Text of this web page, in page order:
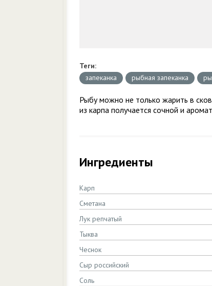
Теги:
запеканка
рыбная запеканка
Рыбу можно не только жарить в
из карпа получается сочной и
Ингредиенты
Карп
Сметана
Лук репчатый
Тыква
Чеснок
Сыр российский
Соль